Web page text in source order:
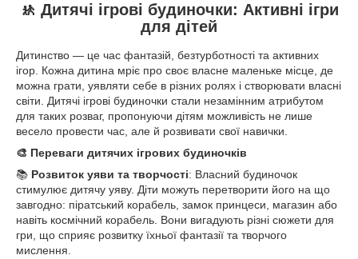
🚸 Дитячі ігрові будиночки: Активні ігри
для дітей
Дитинство — це час фантазій, безтурботності та активних
ігор. Кожна дитина мріє про своє власне маленьке місце, де
можна грати, уявляти себе в різних ролях і створювати власні
світи. Дитячі ігрові будиночки стали незамінним атрибутом
для таких розваг, пропонуючи дітям можливість не лише
весело провести час, але й розвивати свої навички.
🎨 Переваги дитячих ігрових будиночків
📚 Розвиток уяви та творчості: Власний будиночок
стимулює дитячу уяву. Діти можуть перетворити його на що
завгодно: піратський корабель, замок принцеси, магазин або
навіть космічний корабель. Вони вигадують різні сюжети для
гри, що сприяє розвитку їхньої фантазії та творчого
мислення.